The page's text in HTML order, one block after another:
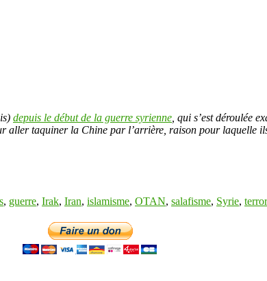
depuis le début de la guerre syrienne, qui s’est déroulée
taquiner la Chine par l’arrière, raison pour laquelle
, guerre, Irak, Iran, islamisme, OTAN, salafisme, Syrie,